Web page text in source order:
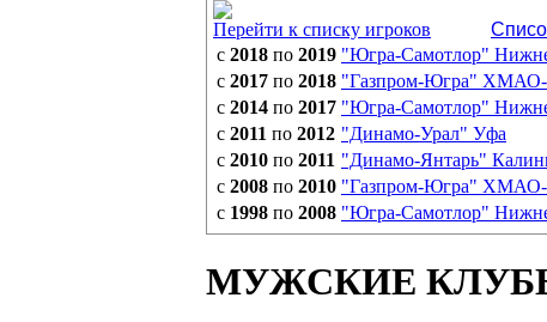
Перейти к списку игроков
с 2018 по 2019 "Югра-Самотлор"
с 2017 по 2018 "Газпром-Югра"
с 2014 по 2017 "Югра-Самотлор"
с 2011 по 2012 "Динамо-Урал" Уфа
с 2010 по 2011 "Динамо-Янтарь"
с 2008 по 2010 "Газпром-Югра"
с 1998 по 2008 "Югра-Самотлор"
МУЖСКИЕ